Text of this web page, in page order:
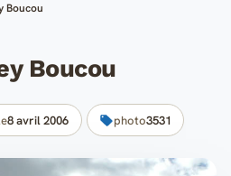
Boucou
Boucou
8 avril 2006 photo3531